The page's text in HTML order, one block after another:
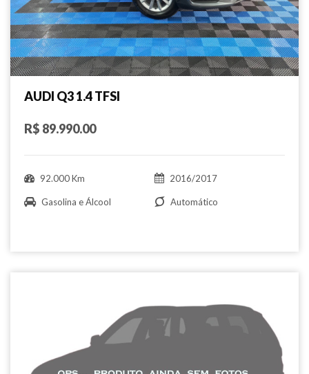
AUDI Q3 1.4 TFSI
R$ 89.990.00
92.000 Km 2016/2017
Gasolina e Álcool Automático